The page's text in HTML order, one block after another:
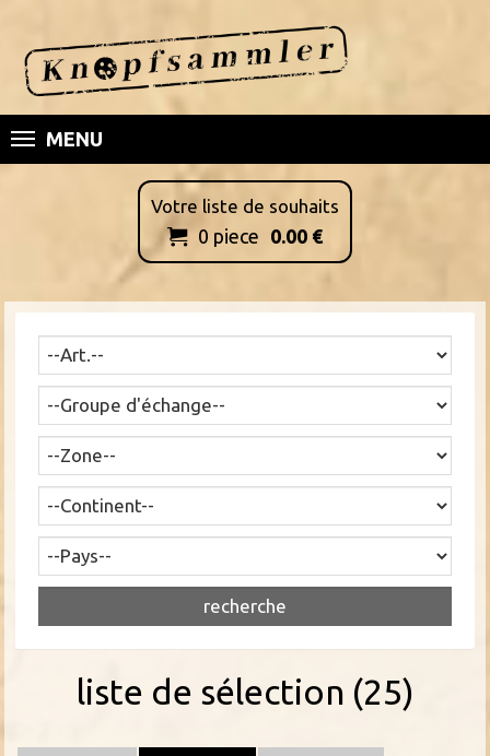
MENU
Votre liste de souhaits
 0 piece 0.00 €
liste de sélection (25)